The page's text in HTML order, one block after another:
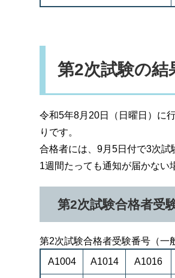
第2次試験の結
令和5年8月20日（日曜日）に
りです。
合格者には、9月5日付で3次試
1週間たっても通知が届かない
第2次試験合格者受
第2次試験合格者受験番号（一
A1004
A1014 A1016